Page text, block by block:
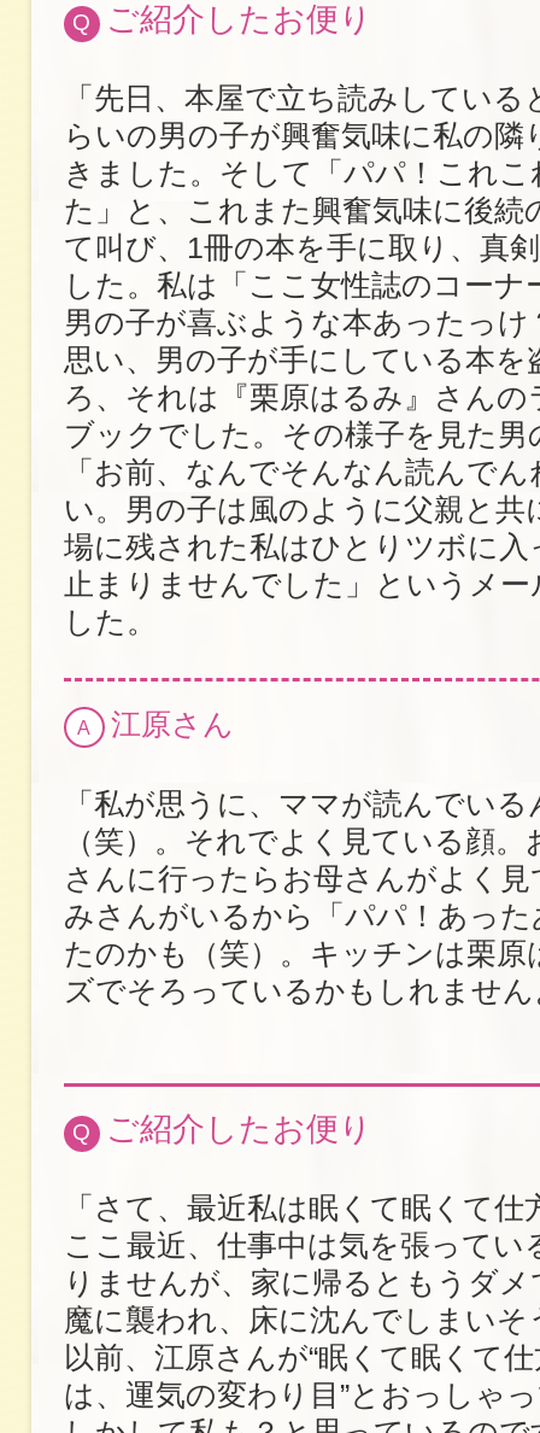
Q ご紹介したお便り
「先日、本屋で立ち読みしている
らいの男の子が興奮気味に私の隣
きました。そして「パパ！これ
た」と、これまた興奮気味に後続
て叫び、1冊の本を手に取り、真
した。私は「ここ女性誌のコーナ
男の子が喜ぶような本あったっけ
思い、男の子が手にしている本を
ろ、それは『栗原はるみ』さん
ブックでした。その様子を見た男
「お前、なんでそんなん読んで
い。男の子は風のように父親と共
場に残された私はひとりツボに
止まりませんでした」というメ
した。
A 江原さん
「私が思うに、ママが読んでい
（笑）。それでよく見ている顔
さんに行ったらお母さんがよく
みさんがいるから「パパ！あっ
たのかも（笑）。キッチンは栗原
ズでそろっているかもしれませ
Q ご紹介したお便り
「さて、最近私は眠くて眠くて
ここ最近、仕事中は気を張ってい
りませんが、家に帰るともうダ
魔に襲われ、床に沈んでしまい
以前、江原さんが“眠くて眠くて
は、運気の変わり目”とおっしゃ